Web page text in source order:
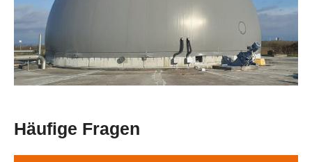
Häufige Fragen